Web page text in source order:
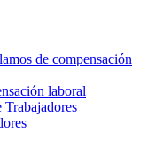
de compensación
laboral